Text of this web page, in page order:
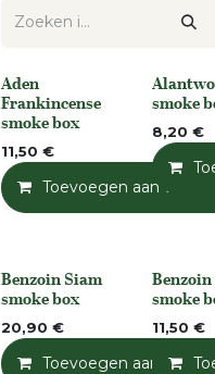
None
Aden
Frankincense
smoke box
11,50 €
Toevoegen aan
None
smoke
8,20 €
None
Benzoin Siam
smoke box
20,90 €
Toevoegen aan
None
smoke
11,50 €